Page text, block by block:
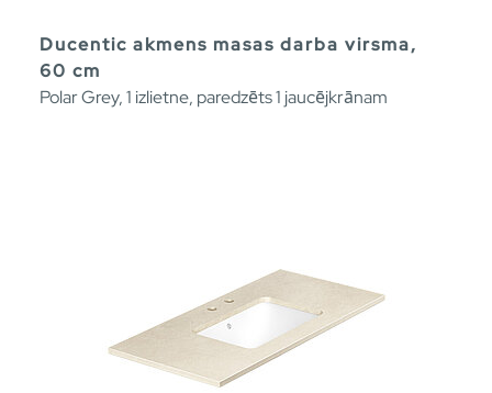
Ducentic akmens masas darba virsma,
60 cm
Polar Grey, 1 izlietne, paredzēts 1 jaucējkrānam